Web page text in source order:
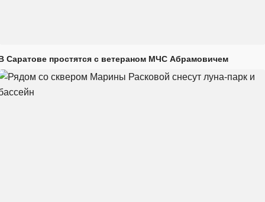
Саратове простятся с ветераном МЧС Абрамовичем